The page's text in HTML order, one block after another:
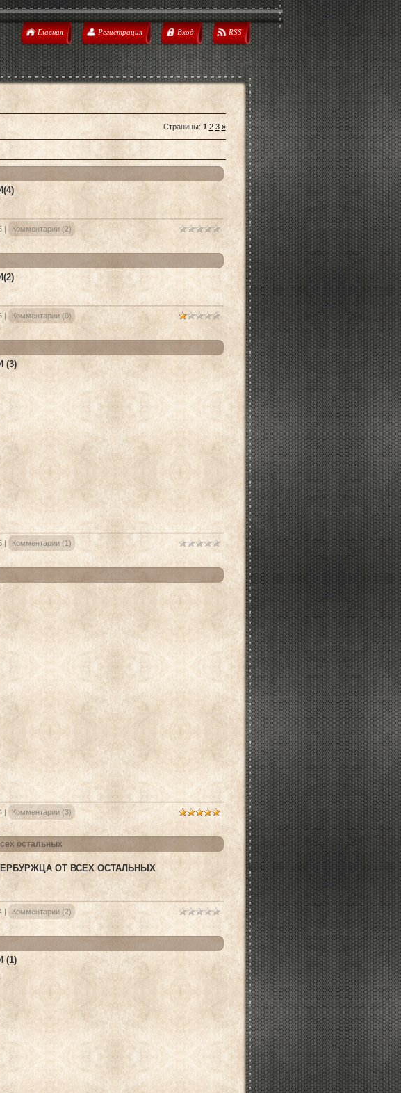
Главная Регистрация Вход RSS
Страницы: 1 2 3 »
| Комментарии (2)
| Комментарии (0)
(3)
| Комментарии (1)
| Комментарии (3)
остальных
ОТ ВСЕХ ОСТАЛЬНЫХ
| Комментарии (2)
(1)